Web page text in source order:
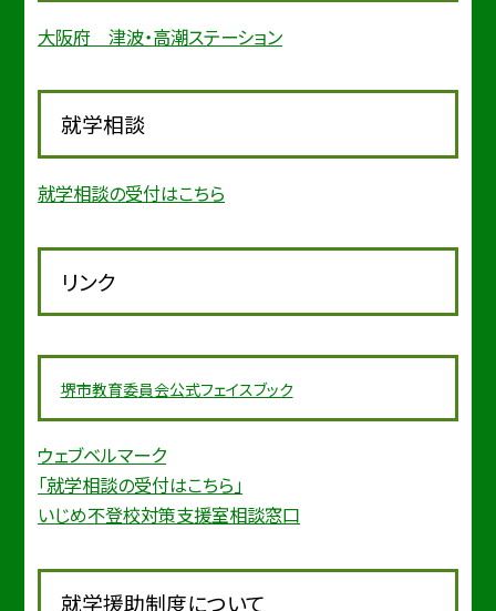
大阪府 津波・高潮ステーション
就学相談
就学相談の受付はこちら
リンク
堺市教育委員会公式フェイスブック
ウェブベルマーク
「就学相談の受付はこちら」
いじめ不登校対策支援室相談窓口
就学援助制度について